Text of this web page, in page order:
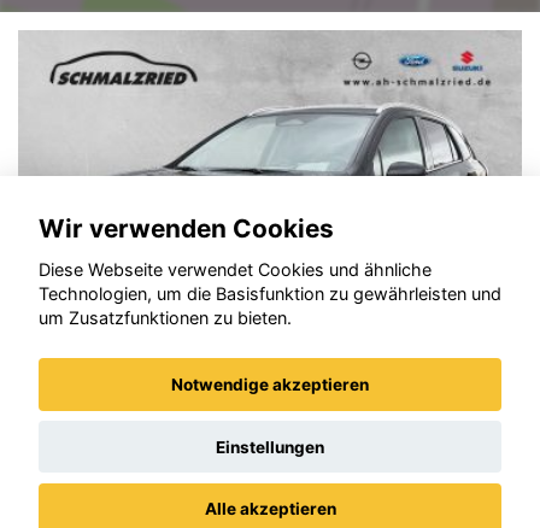
Suzuki (SX4) S-Cross
Wir verwenden Cookies
Diese Webseite verwendet Cookies und ähnliche
Technologien, um die Basisfunktion zu gewährleisten und
um Zusatzfunktionen zu bieten.
Notwendige akzeptieren
Einstellungen
Alle akzeptieren